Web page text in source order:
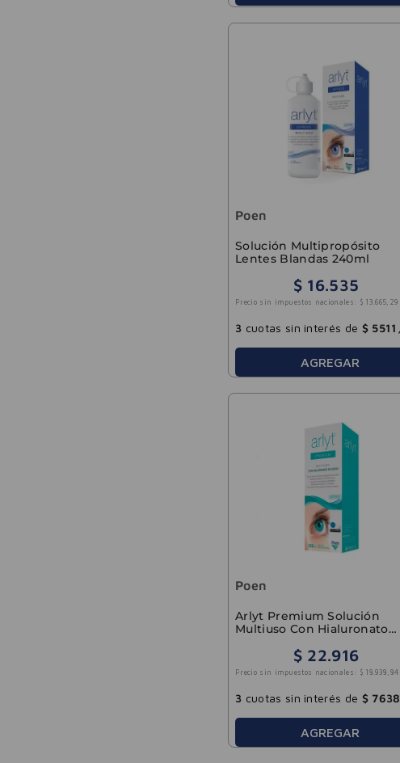
Poen
Solución Multipropósito
Lentes Blandas 240ml
$ 16.535
Precio sin impuestos nacionales: $ 13 .665 29
3 cuotas sin interés de $ 5511
AGREGAR
Poen
Arlyt Premium Solución
Multiuso Con Hialuronato
$ 22.916
Precio sin impuestos nacionales: $ 18 .938 84
3 cuotas sin interés de $ 7638
AGREGAR